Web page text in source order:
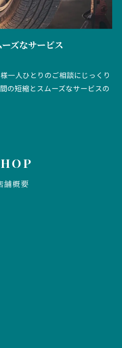
ズなサービス
一人ひとりのご相談にじっくり
の短縮とスムーズなサービスの
舗概要